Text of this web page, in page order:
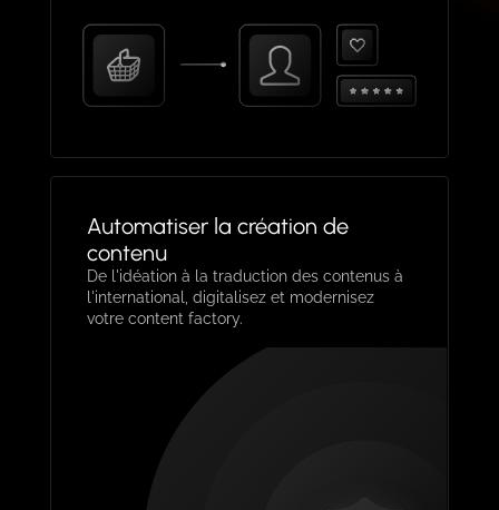
Automatiser la création de
contenu
De l'idéation à la traduction des contenus à
l'international, digitalisez et modernisez
votre content factory.